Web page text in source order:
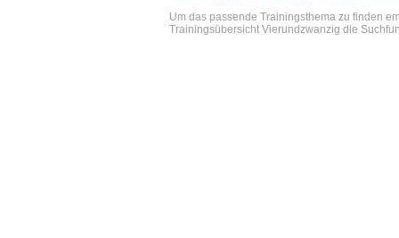
Um das passende Trainingsthema zu finden
Trainingsübersicht Vierundzwanzig die